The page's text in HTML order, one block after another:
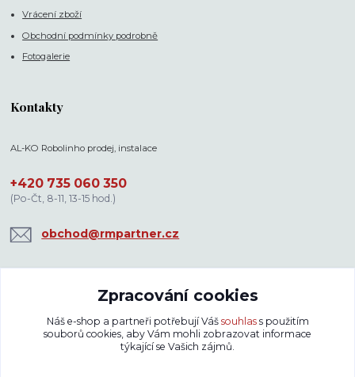
Vrácení zboží
Obchodní podmínky podrobně
Fotogalerie
Kontakty
AL-KO Robolinho prodej, instalace
+420 735 060 350
(Po-Čt, 8-11, 13-15 hod.)
obchod@rmpartner.cz
Ceny s DPHrmpartner.cz 2025-2026. Nekopírujte texty bez našeho svolení.
Změna cen a technických parametrů vyhrazena.
Zpracování cookies
Náš e-shop a partneři potřebují Váš souhlass použitím
souborů cookies, aby Vám mohli zobrazovat informace
týkající se Vašich zájmů.